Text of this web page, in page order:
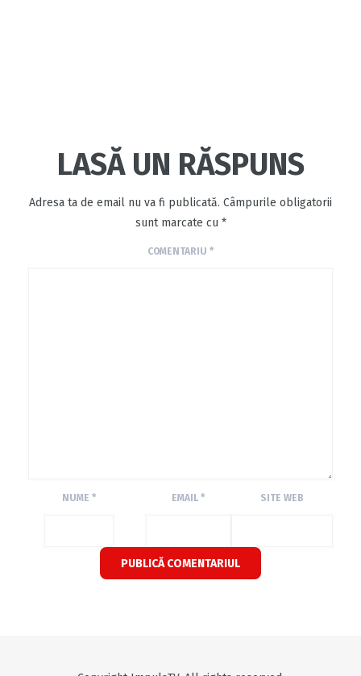
LASĂ UN RĂSPUNS
Adresa ta de email nu va fi publicată. Câmpurile obligatorii
sunt marcate cu *
COMENTARIU *
NUME * EMAIL* SITE WEB